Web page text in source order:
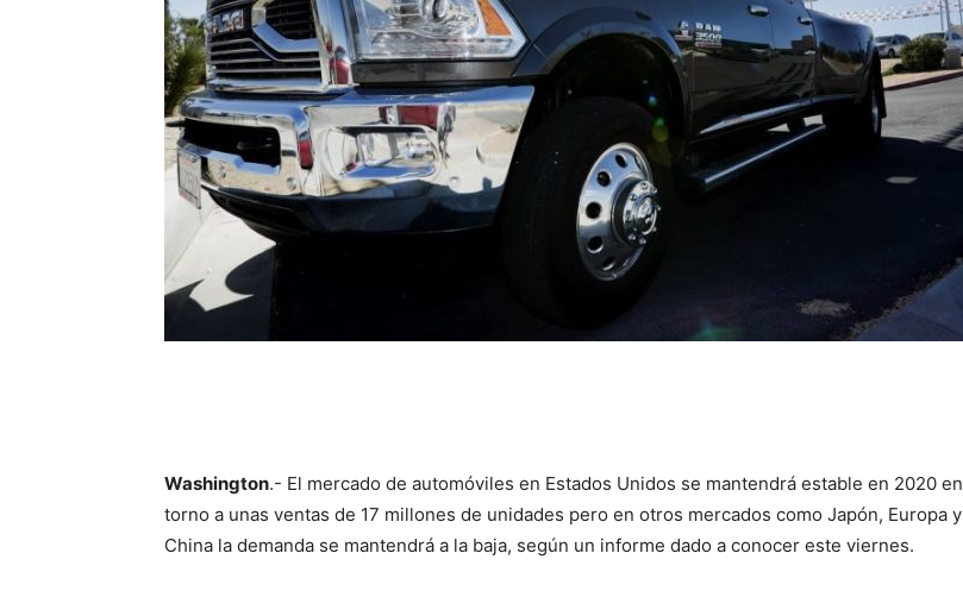
Washington.- El mercado de automóviles en Estados Unidos se mantendrá estable en 2020 en
torno a unas ventas de 17 millones de unidades pero en otros mercados como Japón, Europa y
China la demanda se mantendrá a la baja, según un informe dado a conocer este viernes.